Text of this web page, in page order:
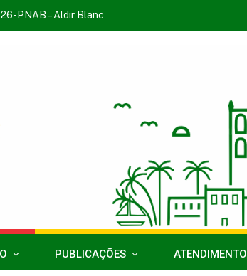
PNAB – Aldir Blanc
PUBLICAÇÕES ATENDIMENTO